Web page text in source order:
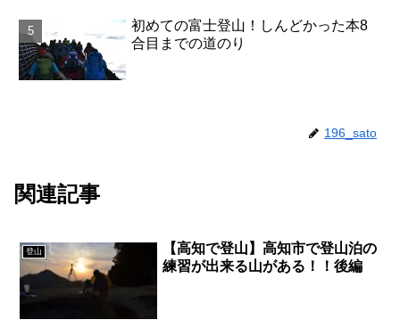
初めての富士登山！しんどかった本8
合目までの道のり
196_sato
関連記事
登山
【高知で登山】高知市で登山泊の
練習が出来る山がある！！後編